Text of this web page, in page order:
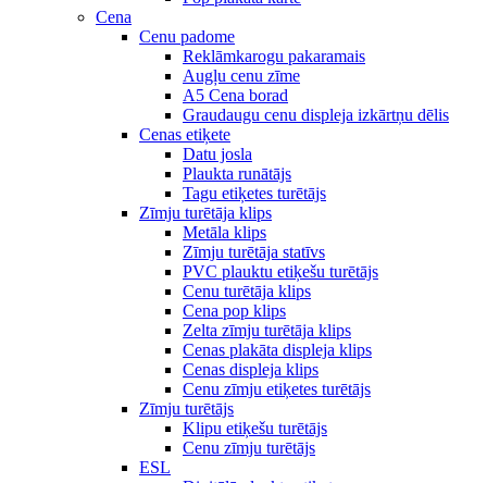
Cena
Cenu padome
Reklāmkarogu pakaramais
Augļu cenu zīme
A5 Cena borad
Graudaugu cenu displeja izkārtņu dēlis
Cenas etiķete
Datu josla
Plaukta runātājs
Tagu etiķetes turētājs
Zīmju turētāja klips
Metāla klips
Zīmju turētāja statīvs
PVC plauktu etiķešu turētājs
Cenu turētāja klips
Cena pop klips
Zelta zīmju turētāja klips
Cenas plakāta displeja klips
Cenas displeja klips
Cenu zīmju etiķetes turētājs
Zīmju turētājs
Klipu etiķešu turētājs
Cenu zīmju turētājs
ESL